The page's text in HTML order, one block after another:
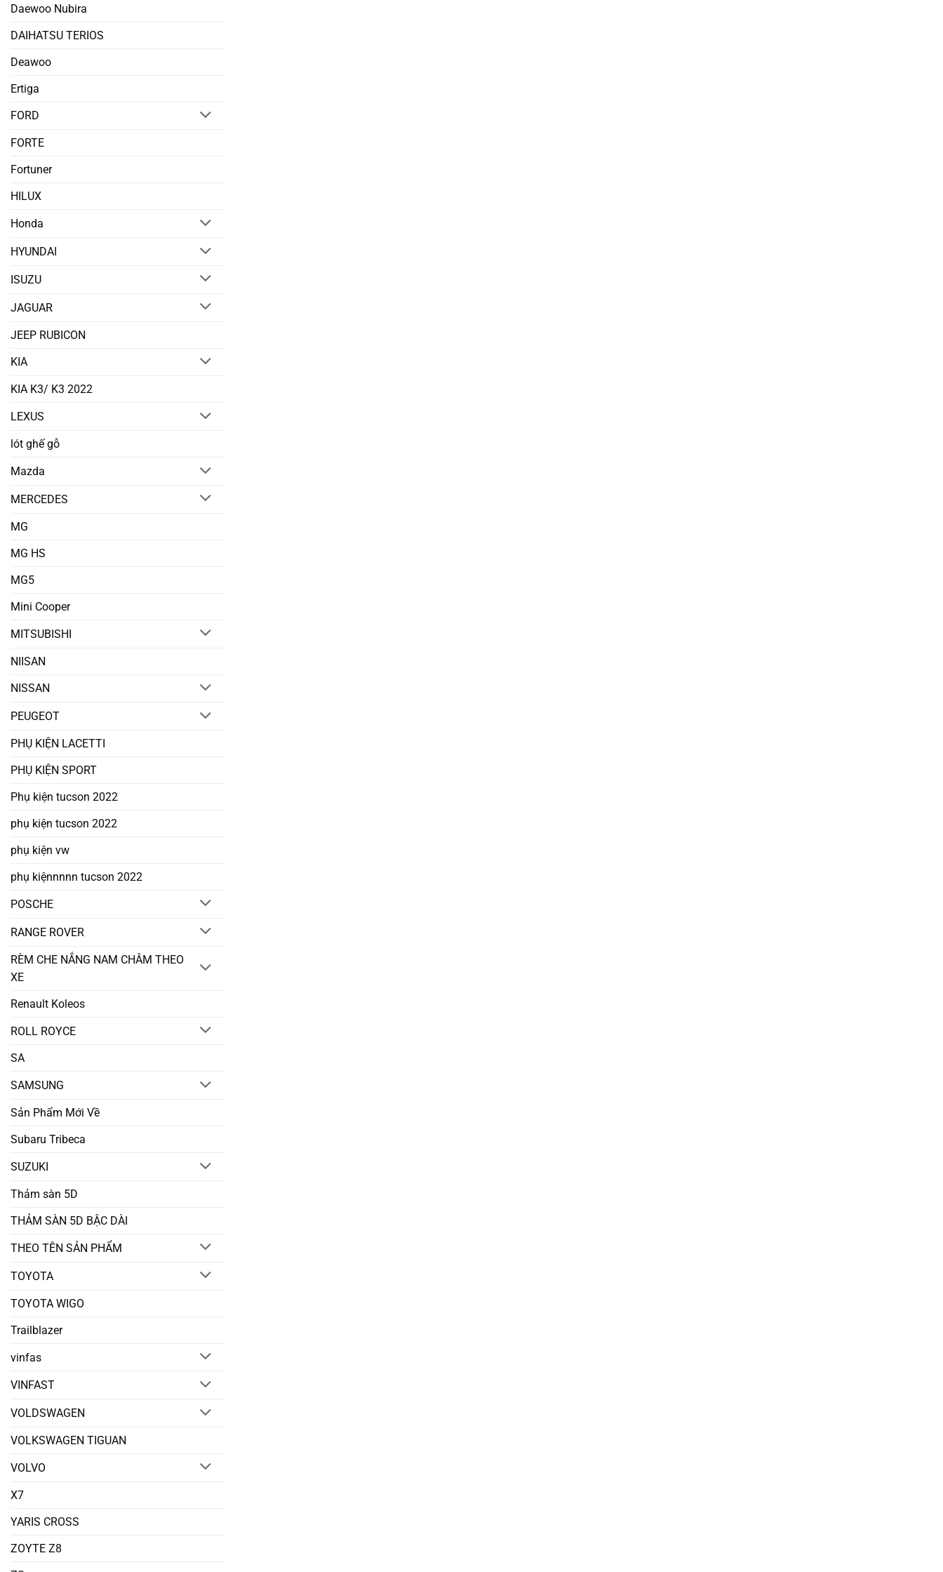
Daewoo Nubira
DAIHATSU TERIOS
Deawoo
Ertiga
FORD
FORTE
Fortuner
HILUX
Honda
HYUNDAI
ISUZU
JAGUAR
JEEP RUBICON
KIA
KIA K3/ K3 2022
LEXUS
lót ghế gỗ
Mazda
MERCEDES
MG
MG HS
MG5
Mini Cooper
MITSUBISHI
NIISAN
NISSAN
PEUGEOT
PHỤ KIỆN LACETTI
PHỤ KIỆN SPORT
Phụ kiện tucson 2022
phụ kiện tucson 2022
phụ kiện vw
phụ kiệnnnnn tucson 2022
POSCHE
RANGE ROVER
RÈM CHE NẮNG NAM CHÂM THEO
XE
Renault Koleos
ROLL ROYCE
SA
SAMSUNG
Sản Phẩm Mới Về
Subaru Tribeca
SUZUKI
Thảm sàn 5D
THẢM SÀN 5D BẬC DÀI
THEO TÊN SẢN PHẨM
TOYOTA
TOYOTA WIGO
Trailblazer
vinfas
VINFAST
VOLDSWAGEN
VOLKSWAGEN TIGUAN
VOLVO
X7
YARIS CROSS
ZOYTE Z8